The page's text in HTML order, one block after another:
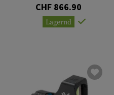
CHF 866.90
Lagernd